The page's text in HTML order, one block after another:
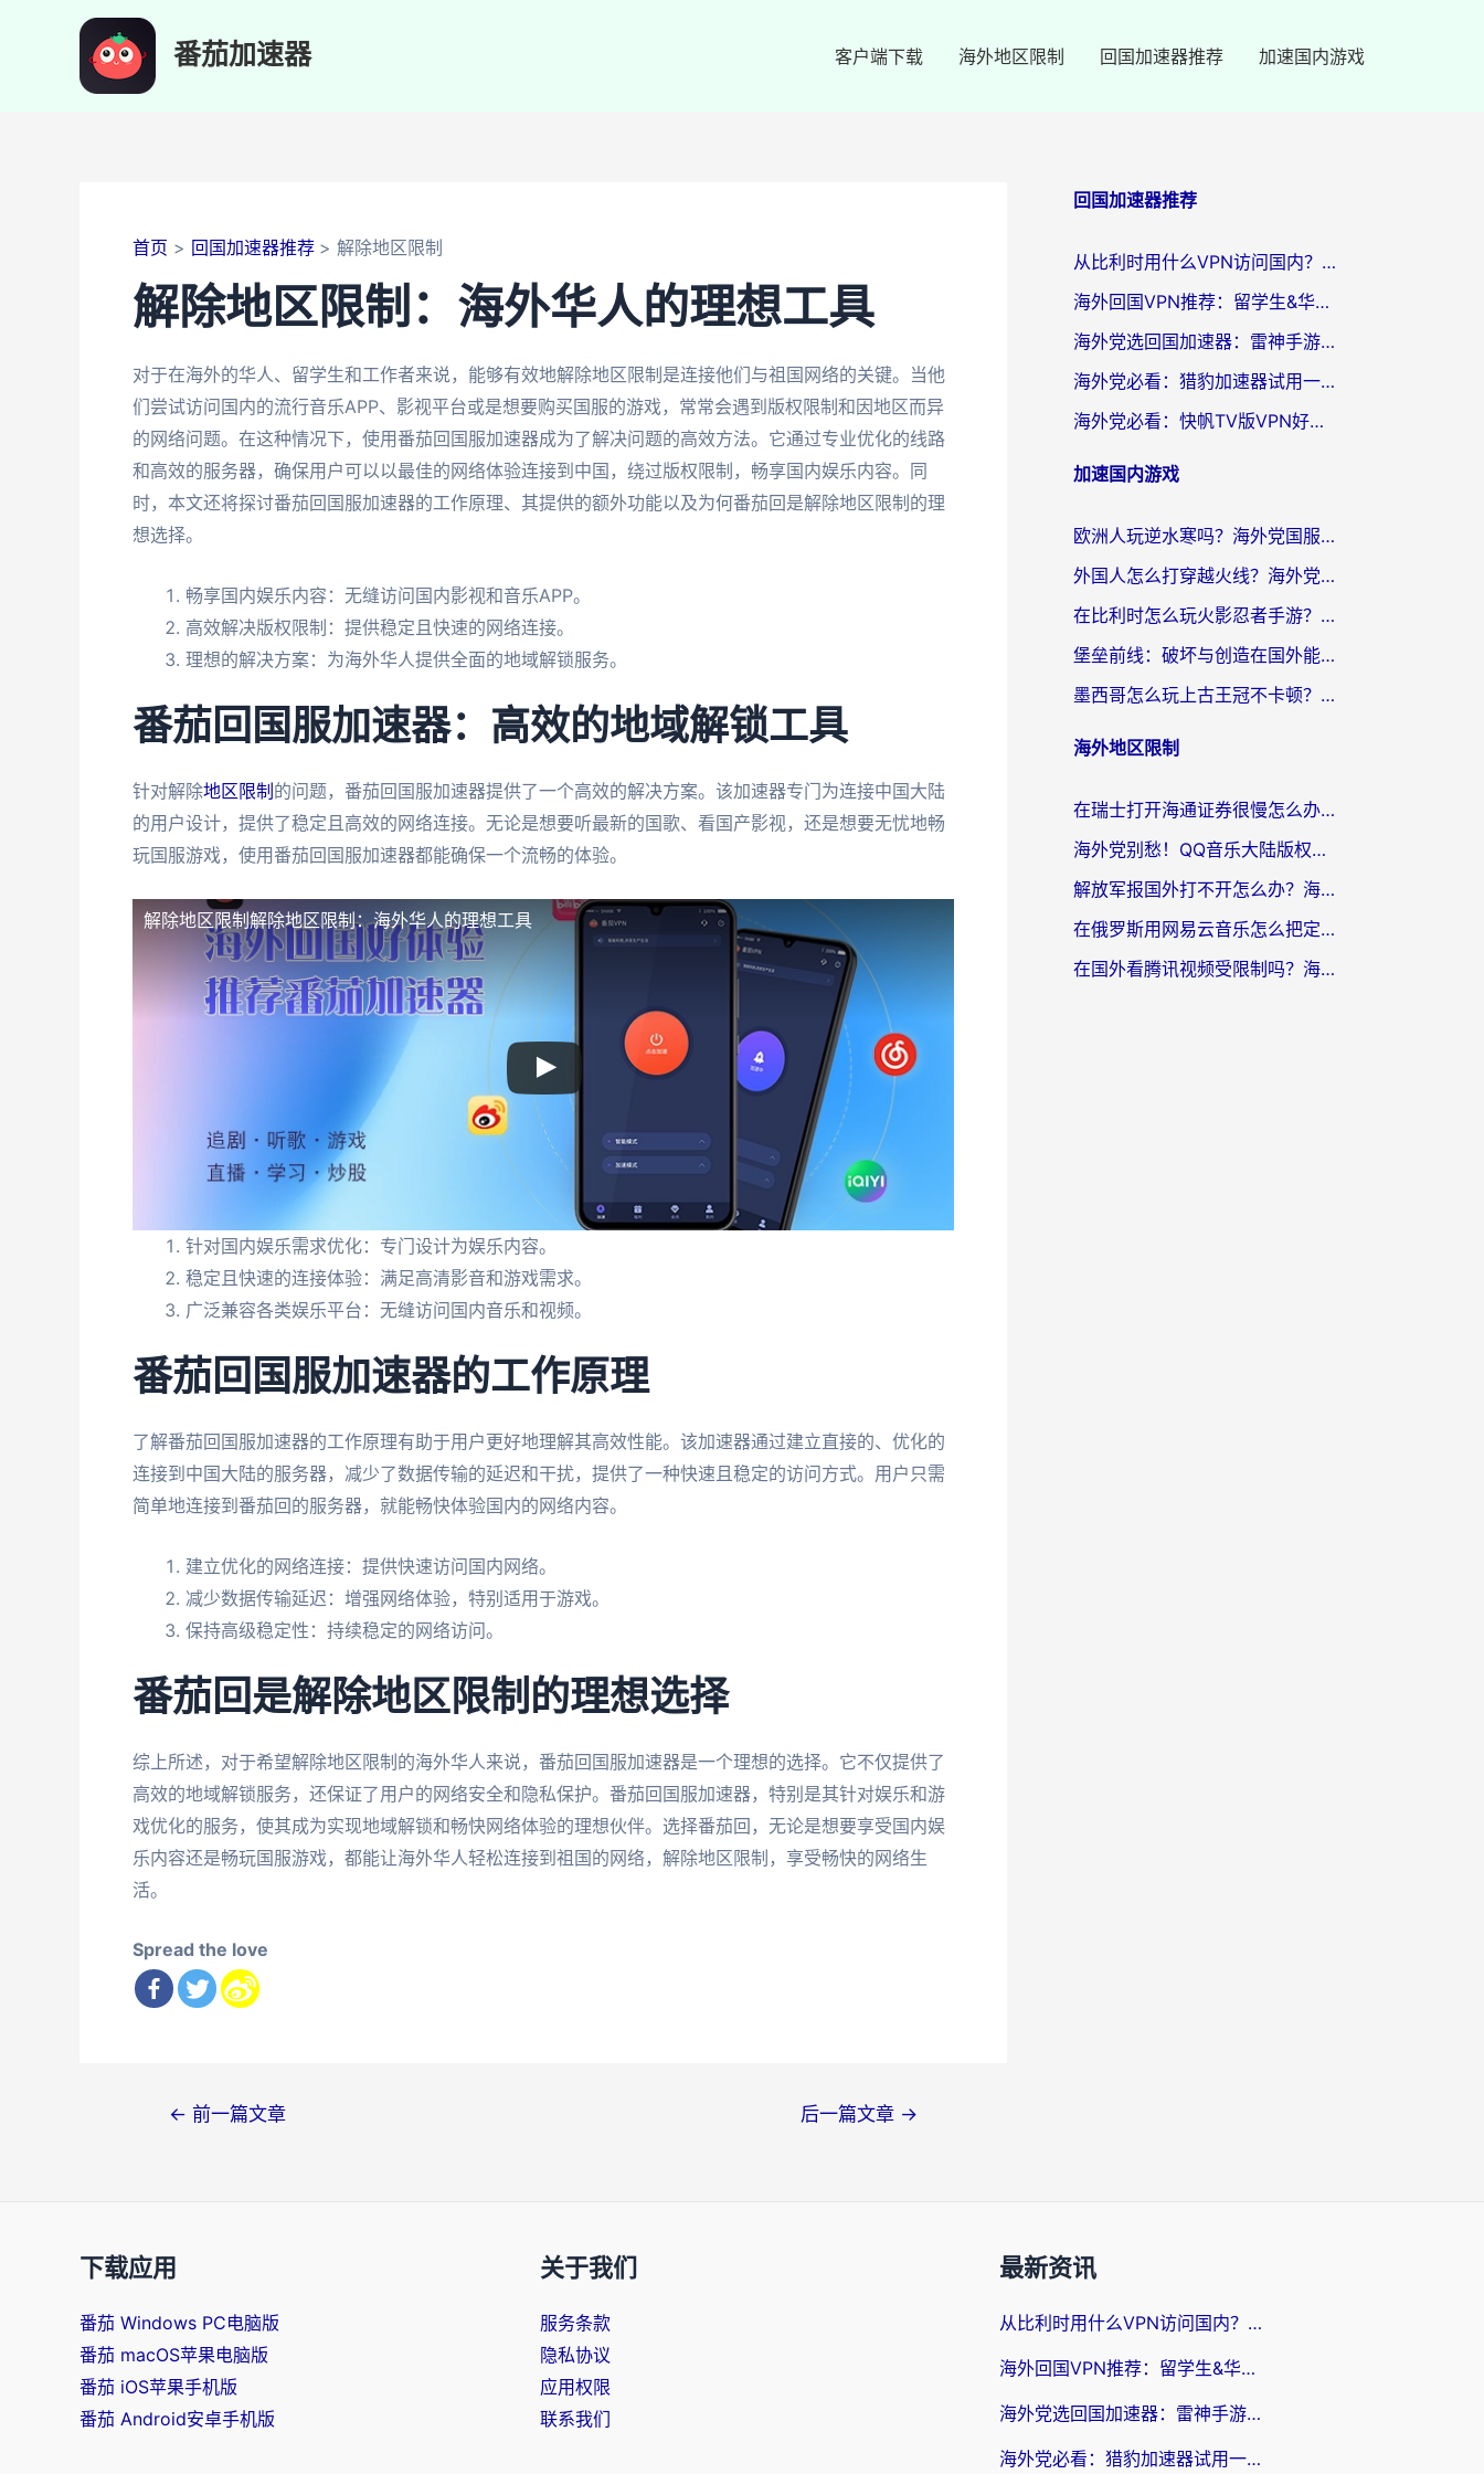
番茄加速器 客户端下载 海外地区限制 回国加速器推荐 加速国内游戏
首页 回国加速器推荐 解除地区限制
解除地区限制：海外华人的理想工具
对于在海外的华人、留学生和工作者来说，能够有效地解除地区限制是连接他们与祖国网络的关键。当他
们尝试访问国内的流行音乐APP、影视平台或是想要购买国服的游戏，常常会遇到版权限制和因地区而异
的网络问题。在这种情况下，使用番茄回国服加速器成为了解决问题的高效方法。它通过专业优化的线路
和高效的服务器，确保用户可以以最佳的网络体验连接到中国，绕过版权限制，畅享国内娱乐内容。同
时，本文还将探讨番茄回国服加速器的工作原理、其提供的额外功能以及为何番茄回是解除地区限制的理
想选择。
畅享国内娱乐内容：无缝访问国内影视和音乐APP。
高效解决版权限制：提供稳定且快速的网络连接。
理想的解决方案：为海外华人提供全面的地域解锁服务。
番茄回国服加速器：高效的地域解锁工具
针对解除地区限制的问题，番茄回国服加速器提供了一个高效的解决方案。该加速器专门为连接中国大陆
的用户设计，提供了稳定且高效的网络连接。无论是想要听最新的国歌、看国产影视，还是想要无忧地畅
玩国服游戏，使用番茄回国服加速器都能确保一个流畅的体验。
解除地区限制解除地区限制：海外华人的理想工具
针对国内娱乐需求优化：专门设计为娱乐内容。
稳定且快速的连接体验：满足高清影音和游戏需求。
广泛兼容各类娱乐平台：无缝访问国内音乐和视频。
番茄回国服加速器的工作原理
了解番茄回国服加速器的工作原理有助于用户更好地理解其高效性能。该加速器通过建立直接的、优化的
连接到中国大陆的服务器，减少了数据传输的延迟和干扰，提供了一种快速且稳定的访问方式。用户只需
简单地连接到番茄回的服务器，就能畅快体验国内的网络内容。
建立优化的网络连接：提供快速访问国内网络。
减少数据传输延迟：增强网络体验，特别适用于游戏。
保持高级稳定性：持续稳定的网络访问。
番茄回是解除地区限制的理想选择
综上所述，对于希望解除地区限制的海外华人来说，番茄回国服加速器是一个理想的选择。它不仅提供了
高效的地域解锁服务，还保证了用户的网络安全和隐私保护。番茄回国服加速器，特别是其针对娱乐和游
戏优化的服务，使其成为实现地域解锁和畅快网络体验的理想伙伴。选择番茄回，无论是想要享受国内娱
乐内容还是畅玩国服游戏，都能让海外华人轻松连接到祖国的网络，解除地区限制，享受畅快的网络生
活。
Spread the love
← 前一篇文章 后一篇文章 →
回国加速器推荐
从比利时用什么VPN访问国内？3年海外党亲测有效的无缝回国上网指南
海外回国VPN推荐：留学生&华人无缝访问国内资源的实用指南
海外党选回国加速器：雷神手游和SpeedCN哪个好？附避坑指南
海外党必看：猎豹加速器试用一小时后，我终于找到无缝访问国内资源的正确姿势
海外党必看：快帆TV版VPN好用吗？和畅游VPN对比哪个回国效果更好？附实用选择指南
加速国内游戏
欧洲人玩逆水寒吗？海外党国服游戏畅玩终极指南（附低延迟秘籍）
外国人怎么打穿越火线？海外党国服游戏加速器终极攻略（附3大热门游戏解决方案）
在比利时怎么玩火影忍者手游？海外党亲测有效的国服游戏加速指南
堡垒前线：破坏与创造在国外能玩国服吗？海外玩家国服畅玩终极指南
墨西哥怎么玩上古王冠不卡顿？海外党国服游戏加速器选择全攻略
海外地区限制
在瑞士打开海通证券很慢怎么办？留学生&海外华人的回国加速全攻略
海外党别愁！QQ音乐大陆版权限制怎么破？附咪咕视频、B站地区限制解除全攻略
解放军报国外打不开怎么办？海外华人必备回国加速指南，看奥运拳击、听酷狗音乐全搞定
在俄罗斯用网易云音乐怎么把定位修改到中国国内？海外党听歌自由的钥匙找到了
在国外看腾讯视频受限制吗？海外党亲测有效的回国加速器选择指南
下载应用
番茄 Windows PC电脑版
番茄 macOS苹果电脑版
番茄 iOS苹果手机版
番茄 Android安卓手机版
关于我们
服务条款
隐私协议
应用权限
联系我们
最新资讯
从比利时用什么VPN访问国内？3年海外党亲测有效的无缝回国上网指南
海外回国VPN推荐：留学生&华人无缝访问国内资源的实用指南
海外党选回国加速器：雷神手游和SpeedCN哪个好？附避坑指南
海外党必看：猎豹加速器试用一小时后，我终于找到无缝访问国内资源的正确姿势